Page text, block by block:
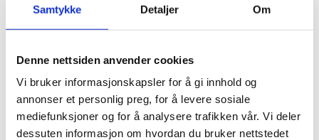
Samtykke Detaljer Om
Denne nettsiden anvender cookies
Vi bruker informasjonskapsler for å gi innhold og
annonser et personlig preg, for å levere sosiale
mediefunksjoner og for å analysere trafikken vår. Vi deler
dessuten informasjon om hvordan du bruker nettstedet
Vi kan gjøre logistikk på deres bygg. Du sender tegninger,
opplysninger om farge, byggeplassadresse og leveringstid.